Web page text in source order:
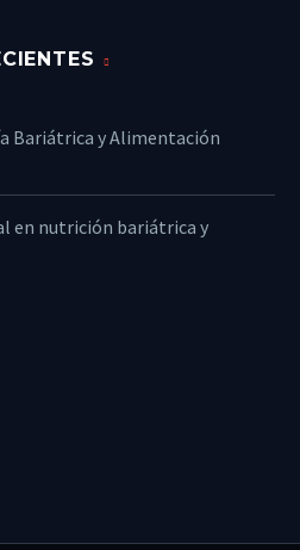
Bariátrica y Alimentación
en nutrición bariátrica y